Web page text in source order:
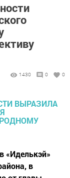
1430 0 0
«Иделькэй»
в